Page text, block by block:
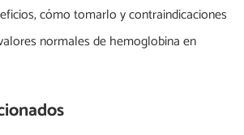
cómo tomarlo y contraindicaciones
normales de hemoglobina en